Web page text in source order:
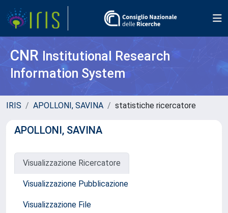
CNR Institutional Research
Information System
IRIS APOLLONI, SAVINA statistiche ricercatore
APOLLONI, SAVINA
Visualizzazione Ricercatore
Visualizzazione Pubblicazione
Visualizzazione File